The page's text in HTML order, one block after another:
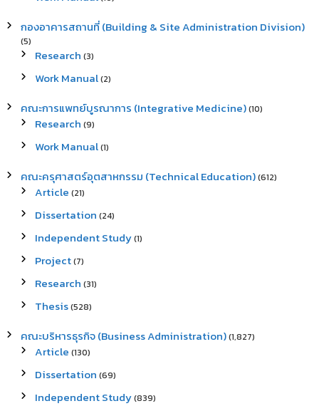
กองอาคารสถานที่ (Building & Site Administration Division)
(5)
Research (3)
Work Manual(2)
คณะการแพทย์บูรณาการ (Integrative Medicine)(10)
Research (9)
Work Manual(1)
คณะครุศาสตร์อุตสาหกรรม (Technical Education)(612)
Article (21)
Dissertation (24)
Independent Study(1)
Project(7)
Research (31)
Thesis(528)
คณะบริหารธุรกิจ (Business Administration)(1,827)
Article (130)
Dissertation (69)
Independent Study(839)